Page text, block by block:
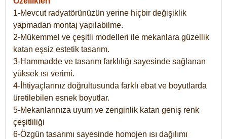
1-Mevcut radyatörünüzün yerine hiçbir değişiklik
yapmadan montaj yapılabilme.
2-Mükemmel ve çeşitli modelleri ile mekanlara güzellik
katan eşsiz estetik tasarım.
3-Hammadde ve tasarım farklılığı sayesinde sağlanan
yüksek ısı verimi.
4-İhtiyaçlarınız doğrultusunda farklı ebat ve boyutlarda
üretilebilen esnek boyutlar.
5-Mekanlarınıza uyum ve zenginlik katan geniş renk
çeşitliliği
6-Özgün tasarımı sayesinde homojen ısı dağılımı